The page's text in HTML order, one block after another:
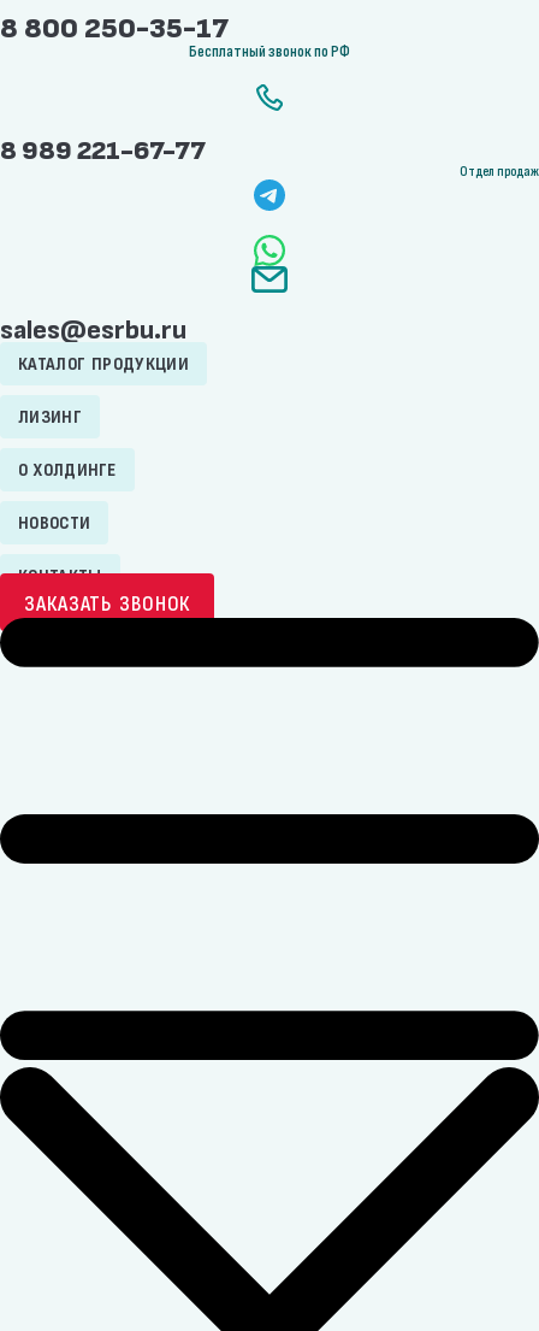
8 800 250-35-17
Бесплатный звонок по РФ
8 989 221-67-77
Отдел продаж
sales@esrbu.ru
КАТАЛОГ ПРОДУКЦИИ
ЛИЗИНГ
О ХОЛДИНГЕ
НОВОСТИ
КОНТАКТЫ
ЗАКАЗАТЬ ЗВОНОК